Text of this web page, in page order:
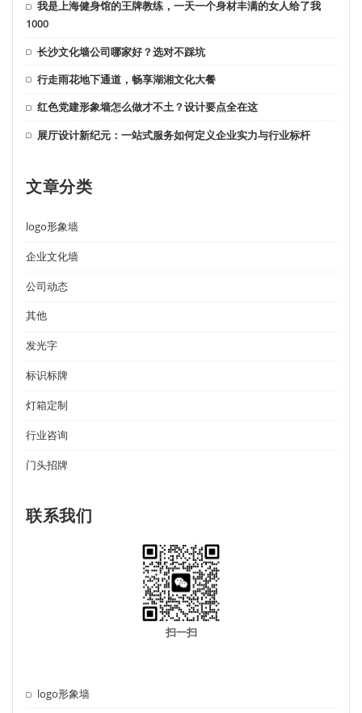
我是上海健身馆的王牌教练，一天一个身材丰满的女人给了我
1000
长沙文化墙公司哪家好？选对不踩坑
行走雨花地下通道，畅享湖湘文化大餐
红色党建形象墙怎么做才不土？设计要点全在这
展厅设计新纪元：一站式服务如何定义企业实力与行业标杆
文章分类
logo形象墙
企业文化墙
公司动态
其他
发光字
标识标牌
灯箱定制
行业咨询
门头招牌
联系我们
扫一扫
logo形象墙